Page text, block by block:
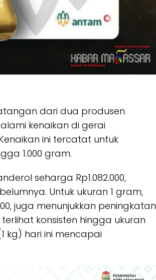
dari dua produsen
kenaikan di gerai
ini tercatat untuk
1.000 gram.
seharga Rp1.082.000,
Untuk ukuran 1 gram,
juga menunjukkan peningkatan
konsisten hingga ukuran
kg) hari ini mencapai